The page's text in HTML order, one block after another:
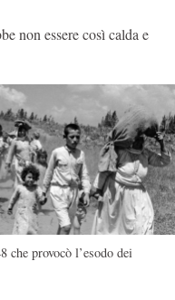
non essere così calda e
che provocò l’esodo dei